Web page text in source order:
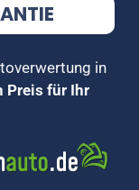
in
Preis für Ihr